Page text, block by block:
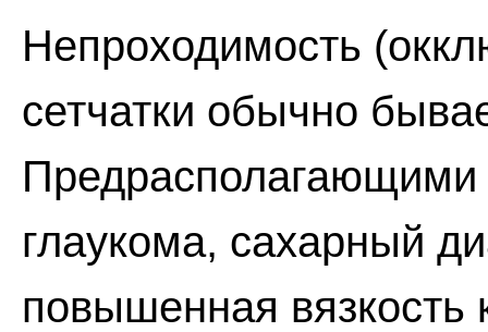
Непроходимость
сетчатки обычно
Предрасполагающими
глаукома, сахарный
повышенная